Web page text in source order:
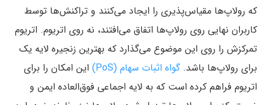
که رولاپ‌ها مقیاس‌پذیری را ایجاد می‌کنند و تراکنش‌ها توسط
کاربران نهایی روی رولاپ‌ها اتفاق می‌افتند، نه روی اتریوم. اتریوم
تمرکزش را روی این موضوع می‌گذارد که بهترین زنجیره لایه یک
برای رولاپ‌ها باشد.گواه اثبات سهام (PoS)
این امکان را برای
اتریوم فراهم کرده است که به لایه اجماعی فوق‌العاده ایمن و